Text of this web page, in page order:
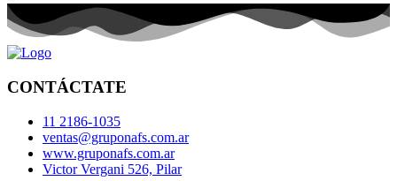
CONTÁCTATE
11 2186-1035
ventas@gruponafs.com.ar
www.gruponafs.com.ar
Victor Vergani 526, Pilar